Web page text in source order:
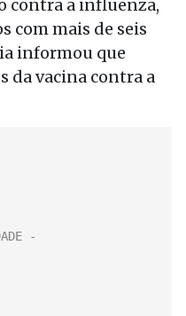
contra a influenza,
com mais de seis
informou que
da vacina contra a